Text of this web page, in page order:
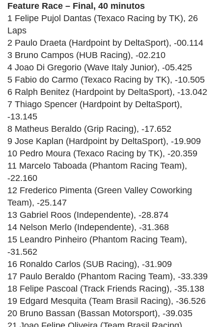
Feature Race – Final, 40 minutos
1 Felipe Pujol Dantas (Texaco Racing by TK), 26
Laps
2 Paulo Draeta (Hardpoint by DeltaSport), -00.114
3 Bruno Campos (HUB Racing), -02.210
4 Joao Di Gregorio (Wave Italy Junior), -05.425
5 Fabio do Carmo (Texaco Racing by TK), -10.505
6 Ralph Benitez (Hardpoint by DeltaSport), -13.042
7 Thiago Spencer (Hardpoint by DeltaSport),
-13.145
8 Matheus Beraldo (Grip Racing), -17.652
9 Jose Kaplan (Hardpoint by DeltaSport), -19.909
10 Pedro Moura (Texaco Racing by TK), -20.359
11 Marcelo Taboada (Phantom Racing Team),
-22.160
12 Frederico Pimenta (Green Valley Coworking
Team), -25.147
13 Gabriel Roos (Independente), -28.874
14 Nelson Merlo (Independente), -31.368
15 Leandro Pinheiro (Phantom Racing Team),
-31.562
16 Ronaldo Carlos (SUB Racing), -31.909
17 Paulo Beraldo (Phantom Racing Team), -33.339
18 Felipe Pascoal (Track Friends Racing), -35.138
19 Edgard Mesquita (Team Brasil Racing), -36.526
20 Bruno Bassan (Bassan Motorsport), -39.035